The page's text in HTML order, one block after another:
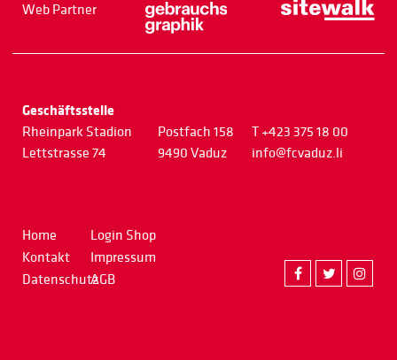
Web Partner
Geschäftsstelle
Rheinpark Stadion
Lettstrasse 74
Postfach 158
9490 Vaduz
T +423 375 18 00
info@fcvaduz.li
Home
Kontakt
Datenschutz
Login Shop
Impressum
AGB